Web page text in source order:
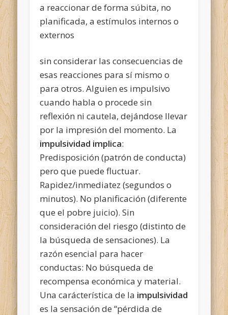
a reaccionar de forma súbita, no
planificada, a estímulos internos o
externos
sin considerar las consecuencias de
esas reacciones para sí mismo o
para otros. Alguien es impulsivo
cuando habla o procede sin
reflexión ni cautela, dejándose llevar
por la impresión del momento. La
impulsividad implica:
Predisposición (patrón de conducta)
pero que puede fluctuar.
Rapidez/inmediatez (segundos o
minutos). No planificación (diferente
que el pobre juicio). Sin
consideración del riesgo (distinto de
la búsqueda de sensaciones). La
razón esencial para hacer
conductas: No búsqueda de
recompensa económica y material.
Una carácterística de la impulsividad
es la sensación de “pérdida de